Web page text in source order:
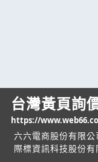
台灣黃頁詢
https://
六六電商股份有限
際標資訊科技股份